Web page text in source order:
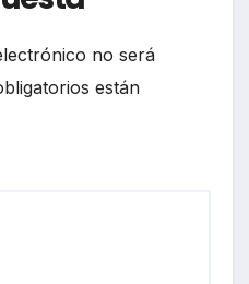
no será
están